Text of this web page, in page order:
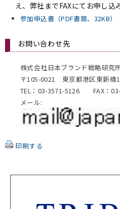
え、弊社までFAXにてお申し込
参加申込書（PDF書類、32KB）
お問い合わせ先
株式会社日本ブランド戦略研究
〒105-0021 東京都港区東新
TEL：03-3571-5126 FAX：
メール:
印刷する